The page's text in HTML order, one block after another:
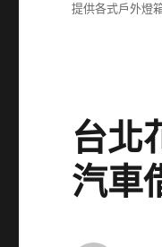
提供各式戶外燈
台北
汽車